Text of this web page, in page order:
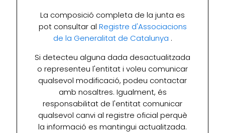
La composició completa de la junta es
pot consultar al Registre d'Associacions
de la Generalitat de Catalunya .
Si detecteu alguna dada desactualitzada
o representeu l'entitat i voleu comunicar
qualsevol modificació, podeu contactar
amb nosaltres. Igualment, és
responsabilitat de l'entitat comunicar
qualsevol canvi al registre oficial perquè
la informació es mantingui actualitzada.